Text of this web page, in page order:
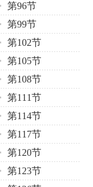
第96节
第99节
第102节
第105节
第108节
第111节
第114节
第117节
第120节
第123节